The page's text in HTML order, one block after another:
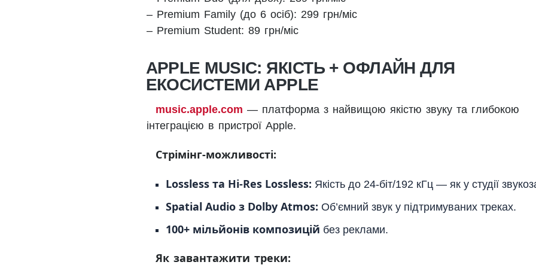
– Premium Family (до 6 осіб): 299 грн/міс
– Premium Student: 89 грн/міс
APPLE MUSIC: ЯКІСТЬ + ОФЛАЙН ДЛЯ
ЕКОСИСТЕМИ APPLE
music.apple.com — платформа з найвищою якістю звуку та глибокою
інтеграцією в пристрої Apple.
Стрімінг-можливості:
Lossless та Hi-Res Lossless: Якість до 24-біт/192 кГц — як у студії
Spatial Audio з Dolby Atmos: Об’ємний звук у підтримуваних треках.
100+ мільйонів композицій без реклами.
Як завантажити треки: